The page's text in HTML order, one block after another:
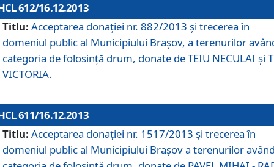
612/16.12.2013
Titlu: Acceptarea donaţiei nr. 882/2013 şi trecerea în
domeniul public al Municipiului Braşov, a terenurilor
categoria de folosinţă drum, donate de TEIU NECULAI şi
VICTORIA.
611/16.12.2013
Titlu: Acceptarea donaţiei nr. 1517/2013 şi trecerea în
domeniul public al Municipiului Braşov a terenurilor